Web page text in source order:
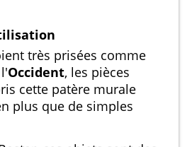
très prisées comme
Occident, les pièces
cette patère murale
plus que de simples